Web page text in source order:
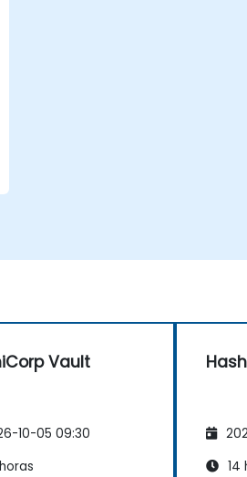
Vault
10-05 09:30
14